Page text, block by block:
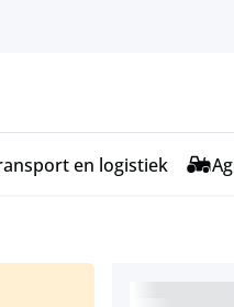
en logistiek